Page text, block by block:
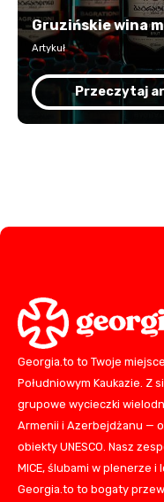
Gruzińskie wina
Artykuł
Przeczytaj
Georgia.to to Twoje
Południowym Kaukazie. Z
grupowe wycieczki
Armenii i Azerbejdżanu —
obiekty UNESCO. Nasz
MICE, ślubami w plenerze i
Georgia.to to bogaty